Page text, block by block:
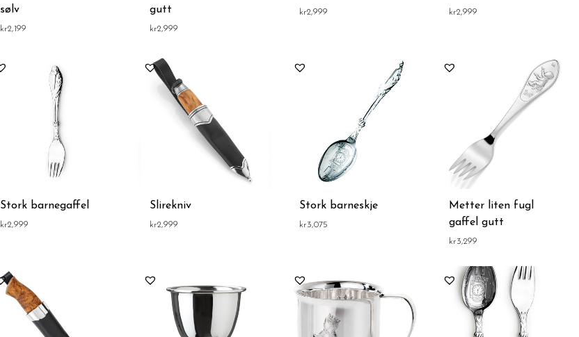
sølv
kr2,199
gutt
kr2,999
kr2,999 kr2,999
Stork barnegaffel
kr2,999
Slirekniv
kr2,999
Stork barneskje
kr3,075
Metter liten fugl
gaffel gutt
kr3,299